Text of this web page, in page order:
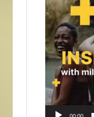
Video
oynatıcı